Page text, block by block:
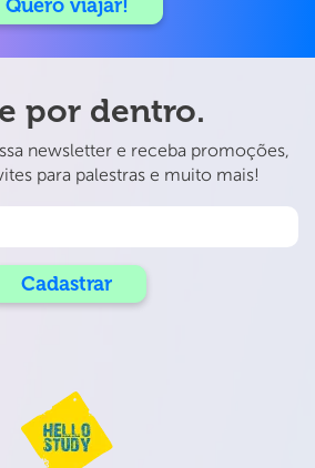
Quero viajar!
por dentro.
newsletter e receba promoções,
para palestras e muito mais!